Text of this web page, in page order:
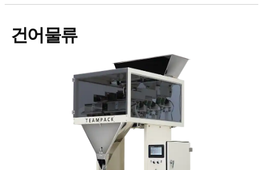
건어물류